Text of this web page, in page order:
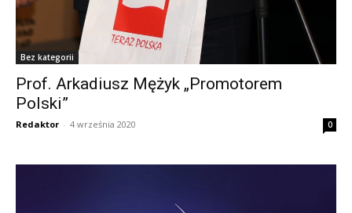
Bez kategorii
Prof. Arkadiusz Mężyk „Promotorem
Polski”
Redaktor - 4 września 2020 0